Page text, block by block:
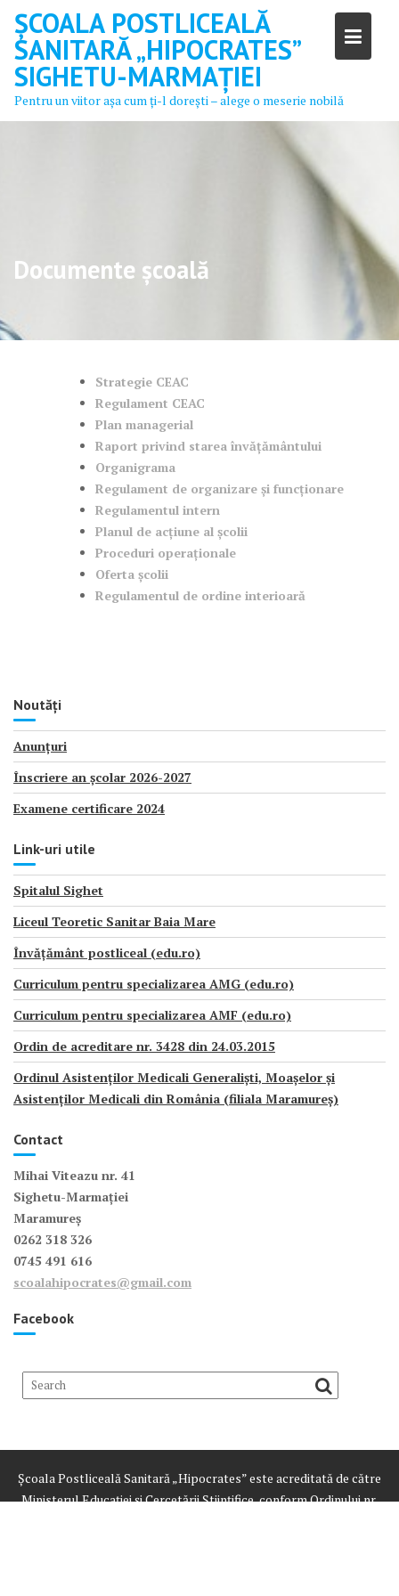
Skip
content
ȘCOALA POSTLICEALĂ
SANITARĂ „HIPOCRATES”
SIGHETU-MARMAȚIEI
Pentru un viitor aşa cum ţi-l doreşti – alege o meserie nobilă
Documente școală
Strategie CEAC
Regulament CEAC
Plan managerial
Raport privind starea învățământului
Organigrama
Regulament de organizare și funcționare
Regulamentul intern
Planul de acțiune al școlii
Proceduri operaționale
Oferta școlii
Regulamentul de ordine interioară
Noutăți
Anunțuri
Înscriere an școlar 2026-2027
Examene certificare 2024
Link-uri utile
Spitalul Sighet
Liceul Teoretic Sanitar Baia Mare
Învățământ postliceal (edu.ro)
Curriculum pentru specializarea AMG (edu.ro)
Curriculum pentru specializarea AMF (edu.ro)
Ordin de acreditare nr. 3428 din 24.03.2015
Ordinul Asistenților Medicali Generaliști, Moașelor și
Asistenților Medicali din România (filiala Maramureș)
Contact
Mihai Viteazu nr. 41
Sighetu-Marmației
Maramureș
0262 318 326
0745 491 616
scoalahipocrates@gmail.com
Facebook
Școala Postliceală Sanitară „Hipocrates” este acreditată de către
Ministerul Educației și Cercetării Științifice, conform Ordinului nr.